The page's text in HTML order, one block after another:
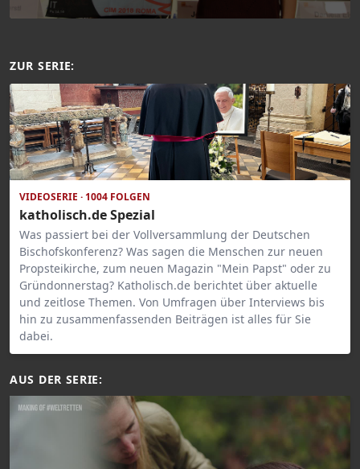
ZUR SERIE:
VIDEOSERIE · 1004 FOLGEN
katholisch.de Spezial
Was passiert bei der Vollversammlung der Deutschen
Bischofskonferenz? Was sagen die Menschen zur neuen
Propsteikirche, zum neuen Magazin "Mein Papst" oder zu
Gründonnerstag? Katholisch.de berichtet über aktuelle
und zeitlose Themen. Von Umfragen über Interviews bis
hin zu zusammenfassenden Beiträgen ist alles für Sie
dabei.
AUS DER SERIE: